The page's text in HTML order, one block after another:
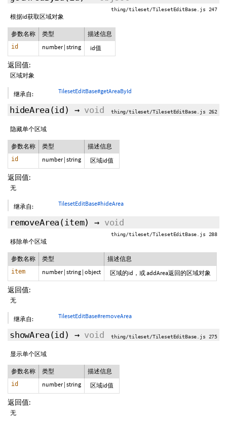
thing/tileset/TilesetEditBase.js 247
根据id获取区域对象
参数名称 类型 描述信息
id number| string id值
返回值:
区域对象
继承自: TilesetEditBase#getAreaById
hideArea (id) → void thing/tileset/TilesetEditBase.js 262
隐藏单个区域
参数名称 类型 描述信息
id number| string 区域id值
返回值:
无
继承自: TilesetEditBase#hideArea
removeArea (item) → void
thing/tileset/TilesetEditBase.js 288
移除单个区域
参数名称 类型 描述信息
item number| string | object 区域的id，或 addArea返回的区域对象
返回值:
无
继承自: TilesetEditBase#removeArea
showArea (id) → void thing/tileset/TilesetEditBase.js 275
显示单个区域
参数名称 类型 描述信息
id number| string 区域id值
返回值:
无